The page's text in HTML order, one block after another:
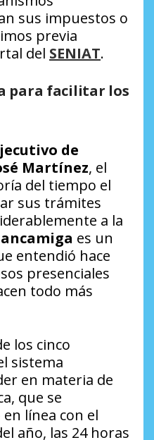
sus impuestos o
previa
del SENIAT.
para facilitar los
de
Martínez, el
del tiempo el
sus trámites
a la
es un
entendió hace
presenciales
todo más
los cinco
sistema
en materia de
que se
línea con el
año, las 24 horas